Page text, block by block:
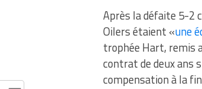
Après la défaite 5-2
Oilers étaient «une
trophée Hart, remis
contrat de deux ans
compensation à la